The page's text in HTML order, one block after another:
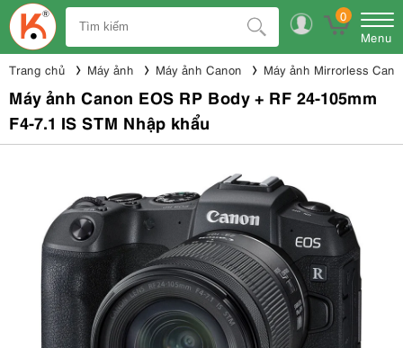
0
Menu
Trang chủ Máy ảnh Máy ảnh Canon Máy ảnh Mirrorless
Máy ảnh Canon EOS RP Body + RF 24-105mm
F4-7.1 IS STM Nhập khẩu